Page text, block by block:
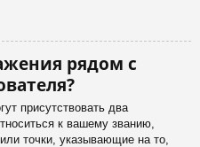
рядом с
присутствовать два
к вашему званию,
точки, указывающие на то,